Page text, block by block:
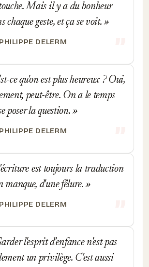
Mais il y a du bonheur
chaque geste, et ça se voit.
PHILIPPE DELERM
ce qu'on est plus heureux ? Oui,
peut-être. On a le temps
poser la question.
PHILIPPE DELERM
est toujours la traduction
manque, d'une fêlure.
PHILIPPE DELERM
l'esprit d'enfance n'est pas
un privilège. C'est aussi